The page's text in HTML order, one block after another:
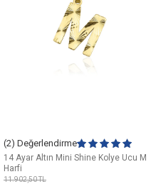
(2) Değerlendirme
14 Ayar Altın Mini Shine Kolye Ucu M
Harfi
11.902,50TL